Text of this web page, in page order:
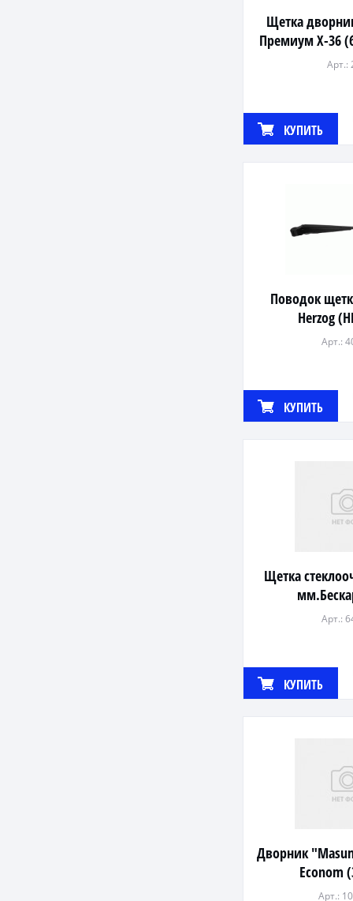
Щетка
Премиум Х-36
Арт.:
КУПИТЬ
Поводок
Herzog
Арт.:
КУПИТЬ
Щетка
Арт.:
КУПИТЬ
Дворник
Econom
Арт.: